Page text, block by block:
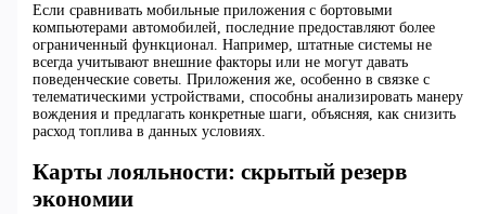
Если сравнивать мобильные приложения с бортовыми
компьютерами автомобилей, последние предоставляют более
ограниченный функционал. Например, штатные системы не
всегда учитывают внешние факторы или не могут давать
поведенческие советы. Приложения же, особенно в связке с
телематическими устройствами, способны анализировать манеру
вождения и предлагать конкретные шаги, объясняя, как снизить
расход топлива в данных условиях.
Карты лояльности: скрытый резерв
экономии